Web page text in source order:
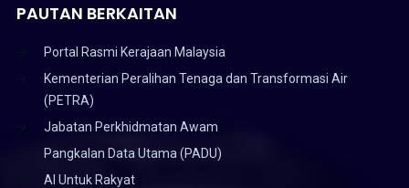
PAUTAN BERKAITAN
Portal Rasmi Kerajaan Malaysia
Kementerian Peralihan Tenaga dan Transformasi Air
(PETRA)
Jabatan Perkhidmatan Awam
Pangkalan Data Utama (PADU)
AI Untuk Rakyat